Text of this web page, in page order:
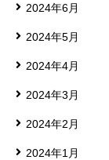
2024年6月
2024年5月
2024年4月
2024年3月
2024年2月
2024年1月